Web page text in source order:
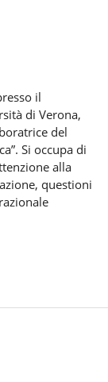
il
di Verona,
del
Si occupa di
alla
questioni